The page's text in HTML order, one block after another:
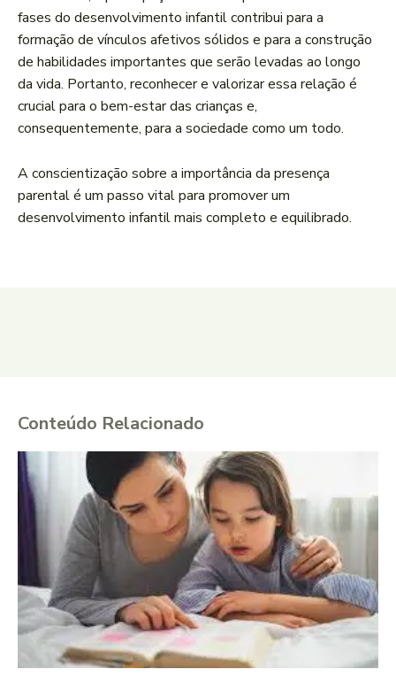
fases do desenvolvimento infantil contribui para a
formação ‌de‍ vínculos afetivos sólidos e para a construção
de habilidades importantes que serão ‌levadas ao ‌longo
da ‌vida. Portanto, reconhecer ⁢e valorizar essa relação⁤ é
crucial​ para o ⁢bem-estar das crianças e,
‌consequentemente, para ⁤a sociedade como um todo.
A‍ conscientização⁤ sobre a importância da presença
parental é um passo vital para promover ⁢um
desenvolvimento infantil mais ⁤completo e equilibrado.
Conteúdo Relacionado